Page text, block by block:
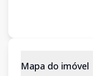
Mapa do imóvel